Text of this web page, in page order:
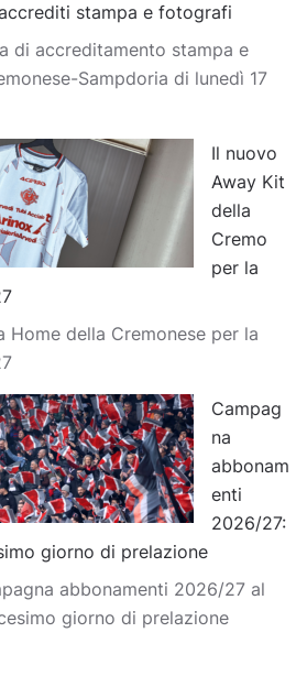
stampa e fotografi
di accreditamento stampa e
Sampdoria di lunedì 17
Il nuovo
Away Kit
della
Cremo
per la
Home della Cremonese per la
Campag
na
abbonam
enti
2026/27:
giorno di prelazione
abbonamenti 2026/27 al
giorno di prelazione